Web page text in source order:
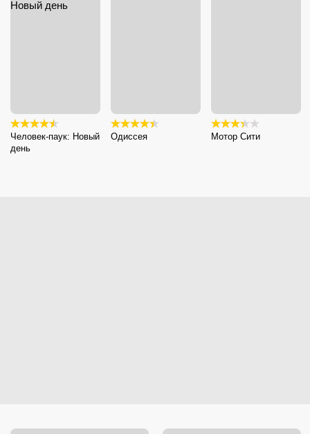
Человек-паук: Новый
день
Одиссея Мотор Сити